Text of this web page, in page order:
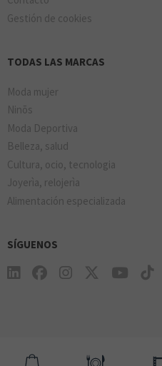
Gestión de cookies
TODAS LAS MARCAS
Moda mujer
Ninõs
Moda Deportiva
Belleza, salud
Cultura, ocio, tecnologia
Joyerìa, relojerìa
Alimentación especializada
SÍGUENOS